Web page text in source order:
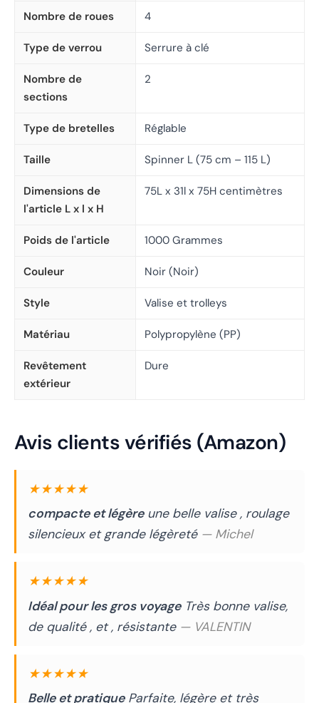
Nombre de roues 4
Type de verrou Serrure à clé
Nombre de
sections
2
Type de bretelles Réglable
Taille Spinner L (75 cm – 115 L)
Dimensions de
l'article L x l x H
75L x 31l x 75H centimètres
Poids de l'article 1000 Grammes
Couleur Noir (Noir)
Style Valise et trolleys
Matériau Polypropylène (PP)
Revêtement
extérieur
Dure
Avis clients vérifiés (Amazon)
★★★★★
compacte et légèreune belle valise , roulage
silencieux et grande légèreté — Michel
★★★★★
Idéal pour les gros voyageTrès bonne valise,
de qualité , et , résistante — VALENTIN
★★★★★
Belle et pratiqueParfaite, légère et très